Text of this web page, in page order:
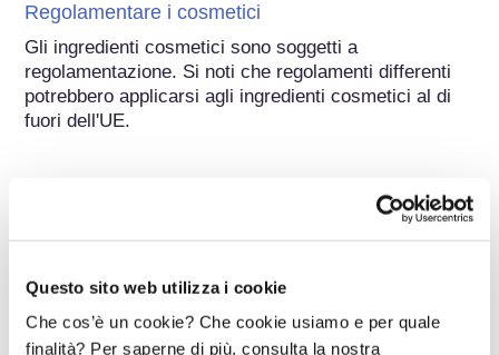
Questo sito web utilizza i cookie
Che cos’è un cookie? Che cookie usiamo e per quale
finalità? Per saperne di più, consulta la nostra
Regolamentare i cosmetici
Gli ingredienti cosmetici sono soggetti a
regolamentazione. Si noti che regolamenti differenti
potrebbero applicarsi agli ingredienti cosmetici al di
fuori dell'UE.
Capire i cosmetici
Come viene garantita la sicurezza dei
cosmetici in Europa?